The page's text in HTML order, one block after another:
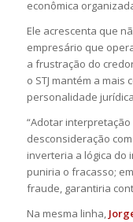
econômica
Ele acrescenta que
empresário que
a frustração do
o STJ mantém a
personalidade
“Adotar
desconsideração
inverteria a lógica do
puniria o fracasso;
fraude, garantiria
Na mesma linha,